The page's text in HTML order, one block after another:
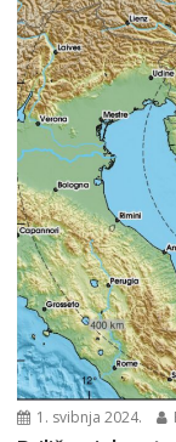
1. svibnja 2024.